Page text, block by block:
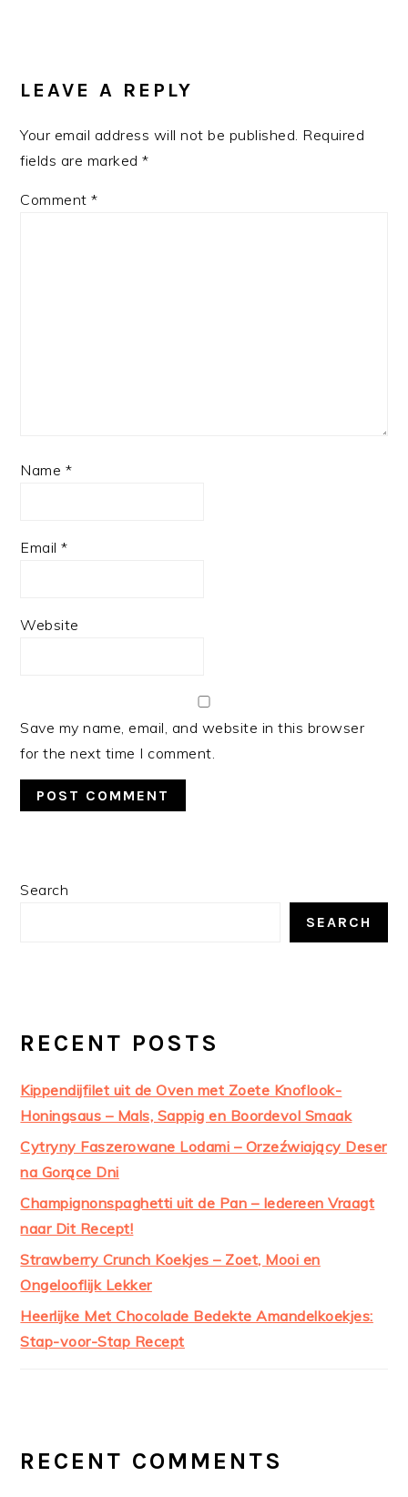
INTERACTIONS
LEAVE A REPLY
Your email address will not be published. Required
fields are marked*
Comment*
Name *
Email*
Website
Save my name, email, and website in this browser
for the next time I comment.
PRIMARY
Search
SEARCH
RECENT POSTS
Kippendijfilet uit de Oven met Zoete Knoflook-
Honingsaus – Mals, Sappig en Boordevol Smaak
Cytryny Faszerowane Lodami – Orzeźwiający Deser
na Gorące Dni
Champignonspaghetti uit de Pan – Iedereen Vraagt
naar Dit Recept!
Strawberry Crunch Koekjes – Zoet, Mooi en
Ongelooflijk Lekker
Heerlijke Met Chocolade Bedekte Amandelkoekjes:
Stap-voor-Stap Recept
RECENT COMMENTS